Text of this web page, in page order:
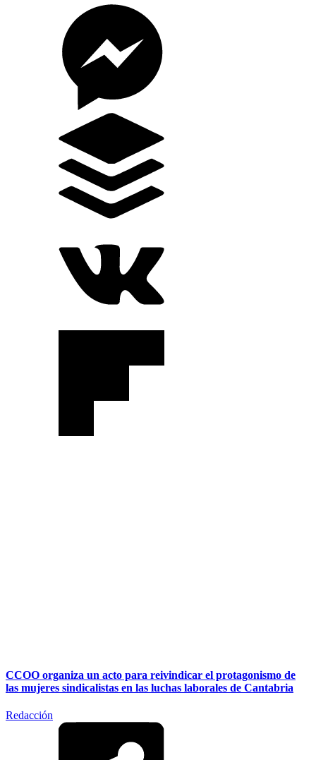
CCOO organiza un acto para reivindicar el protagonismo de
las mujeres sindicalistas en las luchas laborales de Cantabria
Redacción